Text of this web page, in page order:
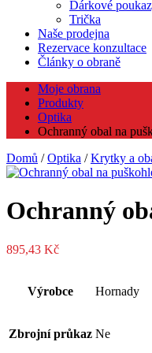
Dárkové
Trička
Naše prodejna
Rezervace konzultace
Články o obraně
Moje obrana
Produkty
Optika
Ochranný obal na
Domů /Optika /Krytky a
Ochranný
895,43 Kč
Výrobce Hornady
Zbrojní průkaz Ne